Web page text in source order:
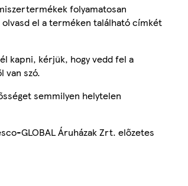
folyamatosan
el a terméken található címkét
kapni, kérjük, hogy vedd fel a
van szó.
semmilyen helytelen
GLOBAL Áruházak Zrt. előzetes